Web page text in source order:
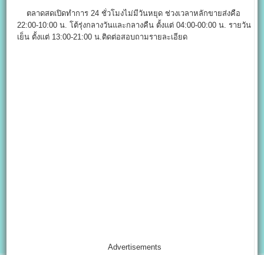
ตลาดสดเปิดทำการ 24 ชั่วโมงไม่มีวันหยุด ช่วงเวลาหลักขายส่งคือ
22:00-10:00 น. โต้รุ่งกลางวันและกลางคืน ตั้งแต่ 04:00-00:00 น. รายวัน
เย็น ตั้งแต่ 13:00-21:00 น.ติดต่อสอบถามรายละเอียด
Advertisements